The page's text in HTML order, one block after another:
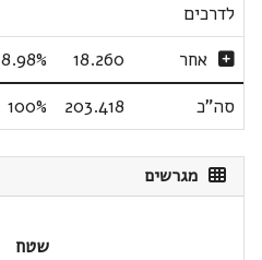
לדרכים
אחר 18.260
8.98%
סה"כ
203.418
100%
מגרשים
שטח